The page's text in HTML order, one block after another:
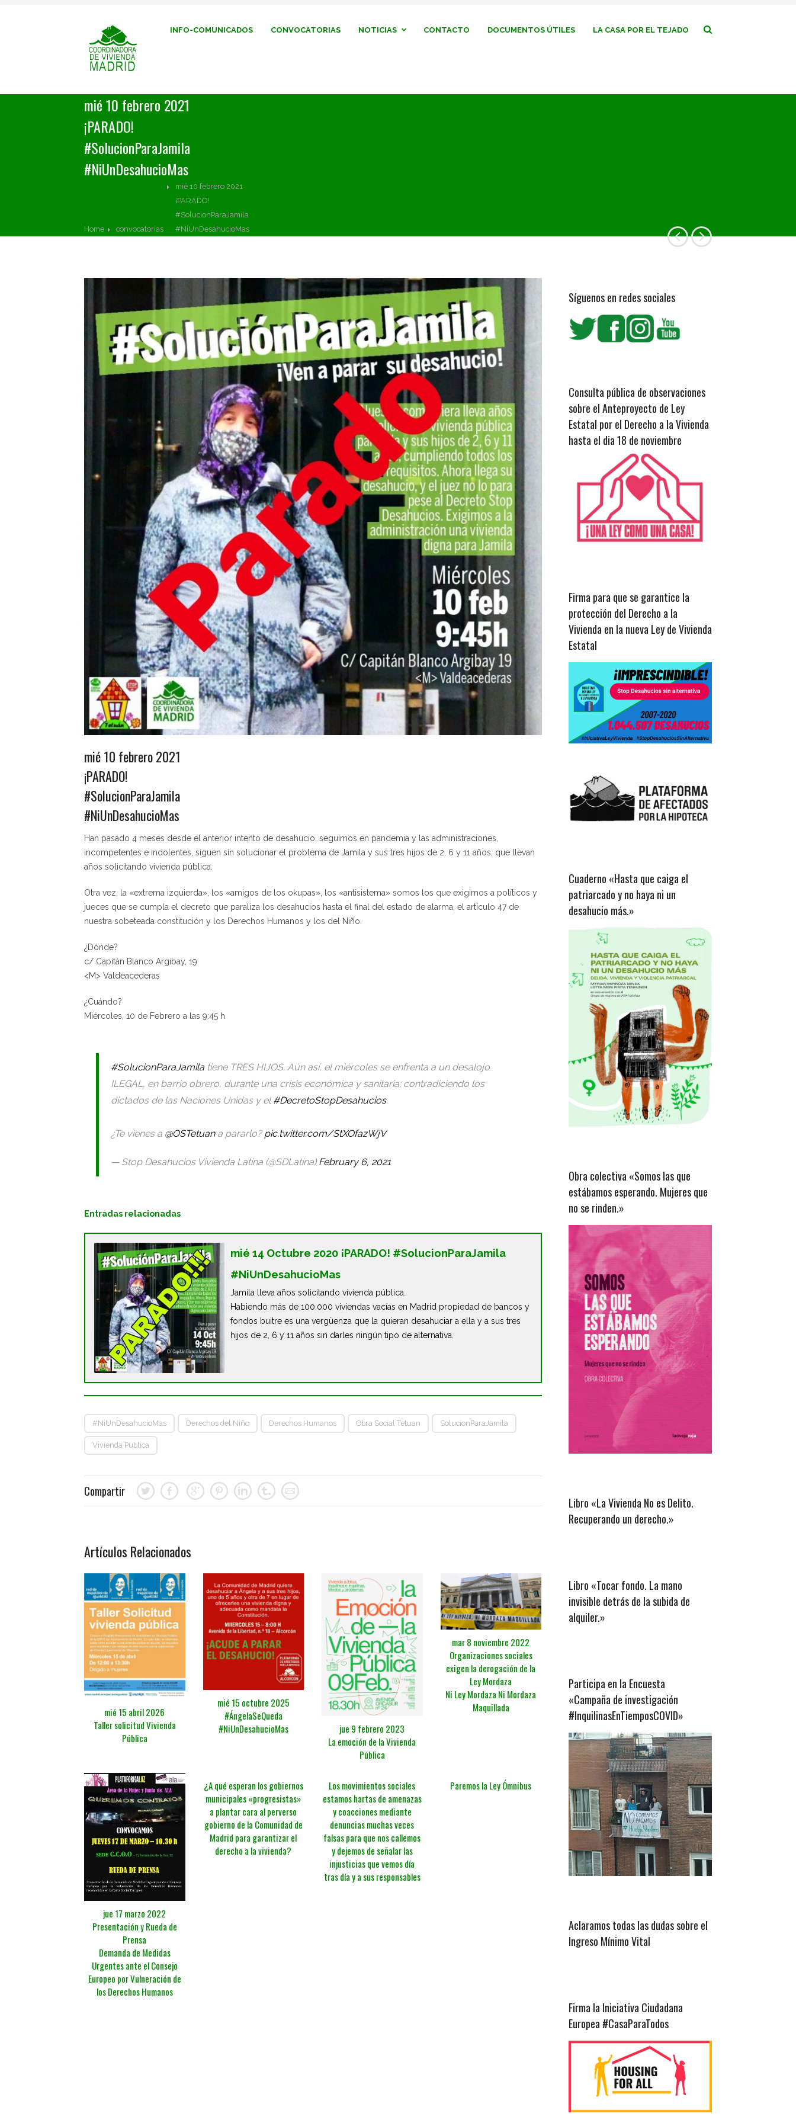
INFO-COMUNICADOS CONVOCATORIAS NOTICIAS CONTACTO DOCUMENTOS ÚTILES LA CASA POR EL TEJADO
mié 10 febrero 2021
¡PARADO!
#SolucionParaJamila
#NiUnDesahucioMas
Home convocatorias
mié 10 febrero 2021
¡PARADO!
#SolucionParaJamila
#NiUnDesahucioMas
mié 10 febrero 2021
¡PARADO!
#SolucionParaJamila
#NiUnDesahucioMas
Han pasado 4 meses desde el anterior intento de desahucio, seguimos en pandemia y las administraciones,
incompetentes e indolentes, siguen sin solucionar el problema de Jamila y sus tres hijos de 2, 6 y 11 años, que llevan
años solicitando vivienda pública.
Otra vez, la «extrema izquierda», los «amigos de los okupas», los «antisistema» somos los que exigimos a políticos y
jueces que se cumpla el decreto que paraliza los desahucios hasta el final del estado de alarma, el artículo 47 de
nuestra sobeteada constitución y los Derechos Humanos y los del Niño.
¿Dónde?
c/ Capitán Blanco Argibay, 19
<M> Valdeacederas
¿Cuándo?
Miércoles, 10 de Febrero a las 9:45 h
#SolucionParaJamila tiene TRES HIJOS. Aún así, el miércoles se enfrenta a un desalojo
ILEGAL, en barrio obrero, durante una crisis económica y sanitaria; contradiciendo los
dictados de las Naciones Unidas y el #DecretoStopDesahucios.
¿Te vienes a @OSTetuana pararlo?pic.twitter.com/StXOfazWjV
— Stop Desahucios Vivienda Latina (@SDLatina) February 6, 2021
Entradas relacionadas
mié 14 Octubre 2020 ¡PARADO! #SolucionParaJamila
#NiUnDesahucioMas
Jamila lleva años solicitando vivienda pública.
Habiendo más de 100.000 viviendas vacías en Madrid propiedad de bancos y
fondos buitre es una vergüenza que la quieran desahuciar a ella y a sus tres
hijos de 2, 6 y 11 años sin darles ningún tipo de alternativa.
#NiUnDesahucioMas Derechos del Niño Derechos Humanos Obra Social Tetuan SolucionParaJamila
Vivienda Publica
Compartir
Artículos Relacionados
mié 15 abril 2026
Taller solicitud Vivienda
Pública
mié 15 octubre 2025
#ÁngelaSeQueda
#NiUnDesahucioMas
jue 9 febrero 2023
La emoción de la Vivienda
Pública
mar 8 noviembre 2022
Organizaciones sociales
exigen la derogación de la
Ley Mordaza
Ni Ley Mordaza Ni Mordaza
Maquillada
jue 17 marzo 2022
Presentación y Rueda de
Prensa
Demanda de Medidas
Urgentes ante el Consejo
Europeo por Vulneración de
los Derechos Humanos
¿A qué esperan los gobiernos
municipales «progresistas»
a plantar cara al perverso
gobierno de la Comunidad de
Madrid para garantizar el
derecho a la vivienda?
Los movimientos sociales
estamos hartas de amenazas
y coacciones mediante
denuncias muchas veces
falsas para que nos callemos
y dejemos de señalar las
injusticias que vemos día
tras día y a sus responsables
Paremos la Ley Ómnibus
Síguenos en redes sociales
Consulta pública de observaciones
sobre el Anteproyecto de Ley
Estatal por el Derecho a la Vivienda
hasta el dia 18 de noviembre
Firma para que se garantice la
protección del Derecho a la
Vivienda en la nueva Ley de Vivienda
Estatal
Cuaderno «Hasta que caiga el
patriarcado y no haya ni un
desahucio más.»
Obra colectiva «Somos las que
estábamos esperando. Mujeres que
no se rinden.»
Libro «La Vivienda No es Delito.
Recuperando un derecho.»
Libro «Tocar fondo. La mano
invisible detrás de la subida de
alquiler.»
Participa en la Encuesta
«Campaña de investigación
#InquilinasEnTiemposCOVID»
Aclaramos todas las dudas sobre el
Ingreso Mínimo Vital
Firma la Iniciativa Ciudadana
Europea #CasaParaTodos